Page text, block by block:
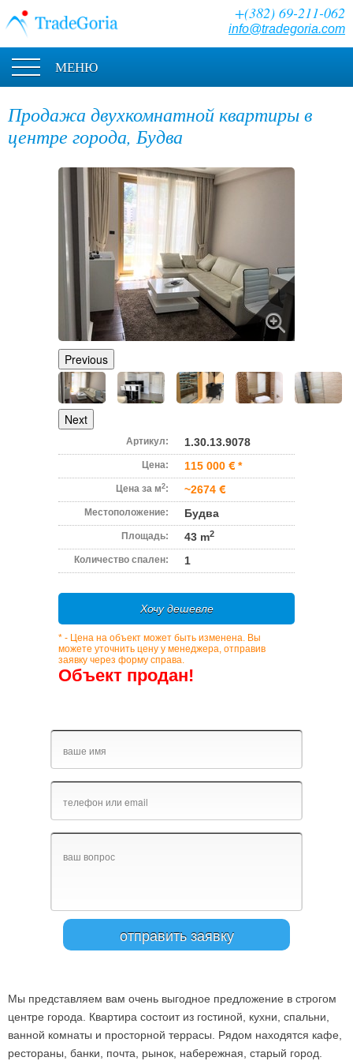
+(382) 69-211-062
info@tradegoria.com
МЕНЮ
Продажа двухкомнатной квартиры в
центре города, Будва
Previous
Next
Артикул: 1.30.13.9078
Цена: 115 000 *
Цена за м2: ~2674
Местоположение: Будва
Площадь: 43 m2
Количество спален: 1
Хочу дешевле
* - Цена на объект может быть изменена. Вы
можете уточнить цену у менеджера, отправив
заявку через форму справа.
Объект продан!
Мы представляем вам очень выгодное предложение в строгом
центре города. Квартира состоит из гостиной, кухни, спальни,
ванной комнаты и просторной террасы. Рядом находятся кафе,
рестораны, банки, почта, рынок, набережная, старый город.